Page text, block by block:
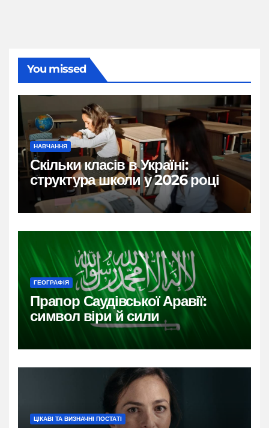
You missed
НАВЧАННЯ
Скільки класів в Україні:
структура школи у 2026 році
ГЕОГРАФІЯ
Прапор Саудівської Аравії:
символ віри й сили
ЦІКАВІ ТА ВИЗНАЧНІ ПОСТАТІ